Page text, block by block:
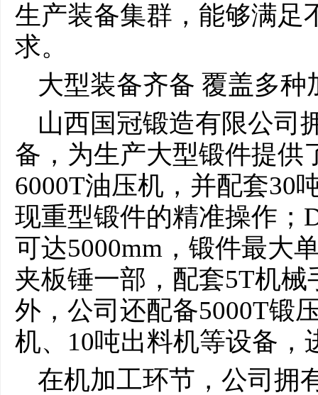
生产装备集群，能够满足
求。
大型装备齐备 覆盖多种
山西国冠锻造有限公司
备，为生产大型锻件提供
6000T油压机，并配套30
现重型锻件的精准操作；
可达5000mm，锻件最大
夹板锤一部，配套5T机
外，公司还配备5000T锻
机、10吨出料机等设备，
在机加工环节，公司拥